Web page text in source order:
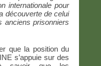
internationale pour
découverte de celui
anciens prisonniers
que la position du
s’appuie sur des